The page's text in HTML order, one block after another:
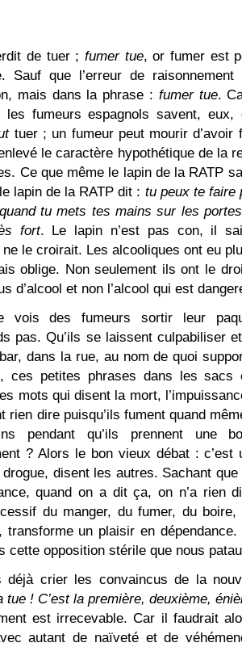
de tuer ; fumer tue, or fumer est
Sauf que l’erreur de
mais dans la phrase : fumer tue.
les fumeurs espagnols savent,
tuer ; un fumeur peut mourir d’avoir
le caractère hypothétique de la
Ce que même le lapin de la RATP
lapin de la RATP dit : tu peux te faire
quand tu mets tes mains sur les
fort. Le lapin n’est pas con, il
ne le croirait. Les alcooliques ont eu
oblige. Non seulement ils ont le
d’alcool et non l’alcool qui est
vois des fumeurs sortir leur
pas. Qu’ils se laissent culpabiliser
dans la rue, au nom de quoi
ces petites phrases dans les sacs
mots qui disent la mort,
rien dire puisqu’ils fument quand
pendant qu’ils prennent une
? Alors le bon vieux débat :
drogue, disent les autres. Sachant
quand on a dit ça, on n’a rien
du manger, du fumer, du
transforme un plaisir en dépendance.
cette opposition stérile que nous
déjà crier les convaincus de la
tue ! C’est la première, deuxième,
est irrecevable. Car il faudrait
autant de naïveté et de